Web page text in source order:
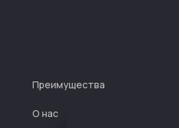
Преимущества
О нас